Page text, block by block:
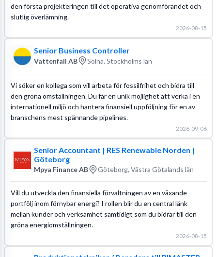
den första projekteringen till det operativa genomförandet och
slutlig överlämning.
2026-08-15
Senior Business Controller
Vattenfall AB Solna, Stockholms län
Vi söker en kollega som vill arbeta för fossilfrihet och bidra till
den gröna omställningen. Du får en unik möjlighet att verka i en
internationell miljö och hantera finansiell uppföljning för en av
branschens mest spännande pipelines.
2026-09-06
Senior Accountant | RES Renewable Norden |
Göteborg
Mpya Finance AB Göteborg, Västra Götalands län
Vill du utveckla den finansiella förvaltningen av en växande
portfölj inom förnybar energi? I rollen blir du en central länk
mellan kunder och verksamhet samtidigt som du bidrar till den
gröna energiomställningen.
2026-08-15